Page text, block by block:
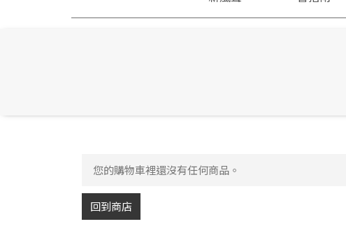
您的購物車裡還沒有任何商品。
回到商店